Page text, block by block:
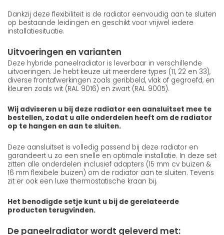
Dankzij deze flexibiliteit is de radiator eenvoudig aan te sluiten
op bestaande leidingen en geschikt voor vrijwel iedere
installatiesituatie.
Uitvoeringen en varianten
Deze hybride paneelradiator is leverbaar in verschillende
uitvoeringen. Je hebt keuze uit meerdere types (11, 22 en 33),
diverse frontafwerkingen zoals geribbeld, vlak of gegroefd, en
kleuren zoals wit (RAL 9016) en zwart (RAL 9005).
Wij adviseren u bij deze radiator een aansluitset mee te
bestellen, zodat u alle onderdelen heeft om de radiator
op te hangen en aan te sluiten.
Deze aansluitset is volledig passend bij deze radiator en
garandeert u zo een snelle en optimale installatie. In deze set
zitten alle onderdelen inclusief adapters (15 mm cv buizen &
16 mm flexibele buizen) om de radiator aan te sluiten. Tevens
zit er ook een luxe thermostatische kraan bij.
Het benodigde setje kunt u bij de gerelateerde
producten terugvinden.
De paneelradiator wordt geleverd met: